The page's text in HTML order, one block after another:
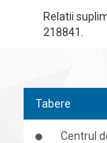
Relatii
218841.
Tabere
Centrul